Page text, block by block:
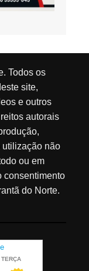
Todos os
site,
e outros
autorais
não
ou em
consentimento
do Norte.